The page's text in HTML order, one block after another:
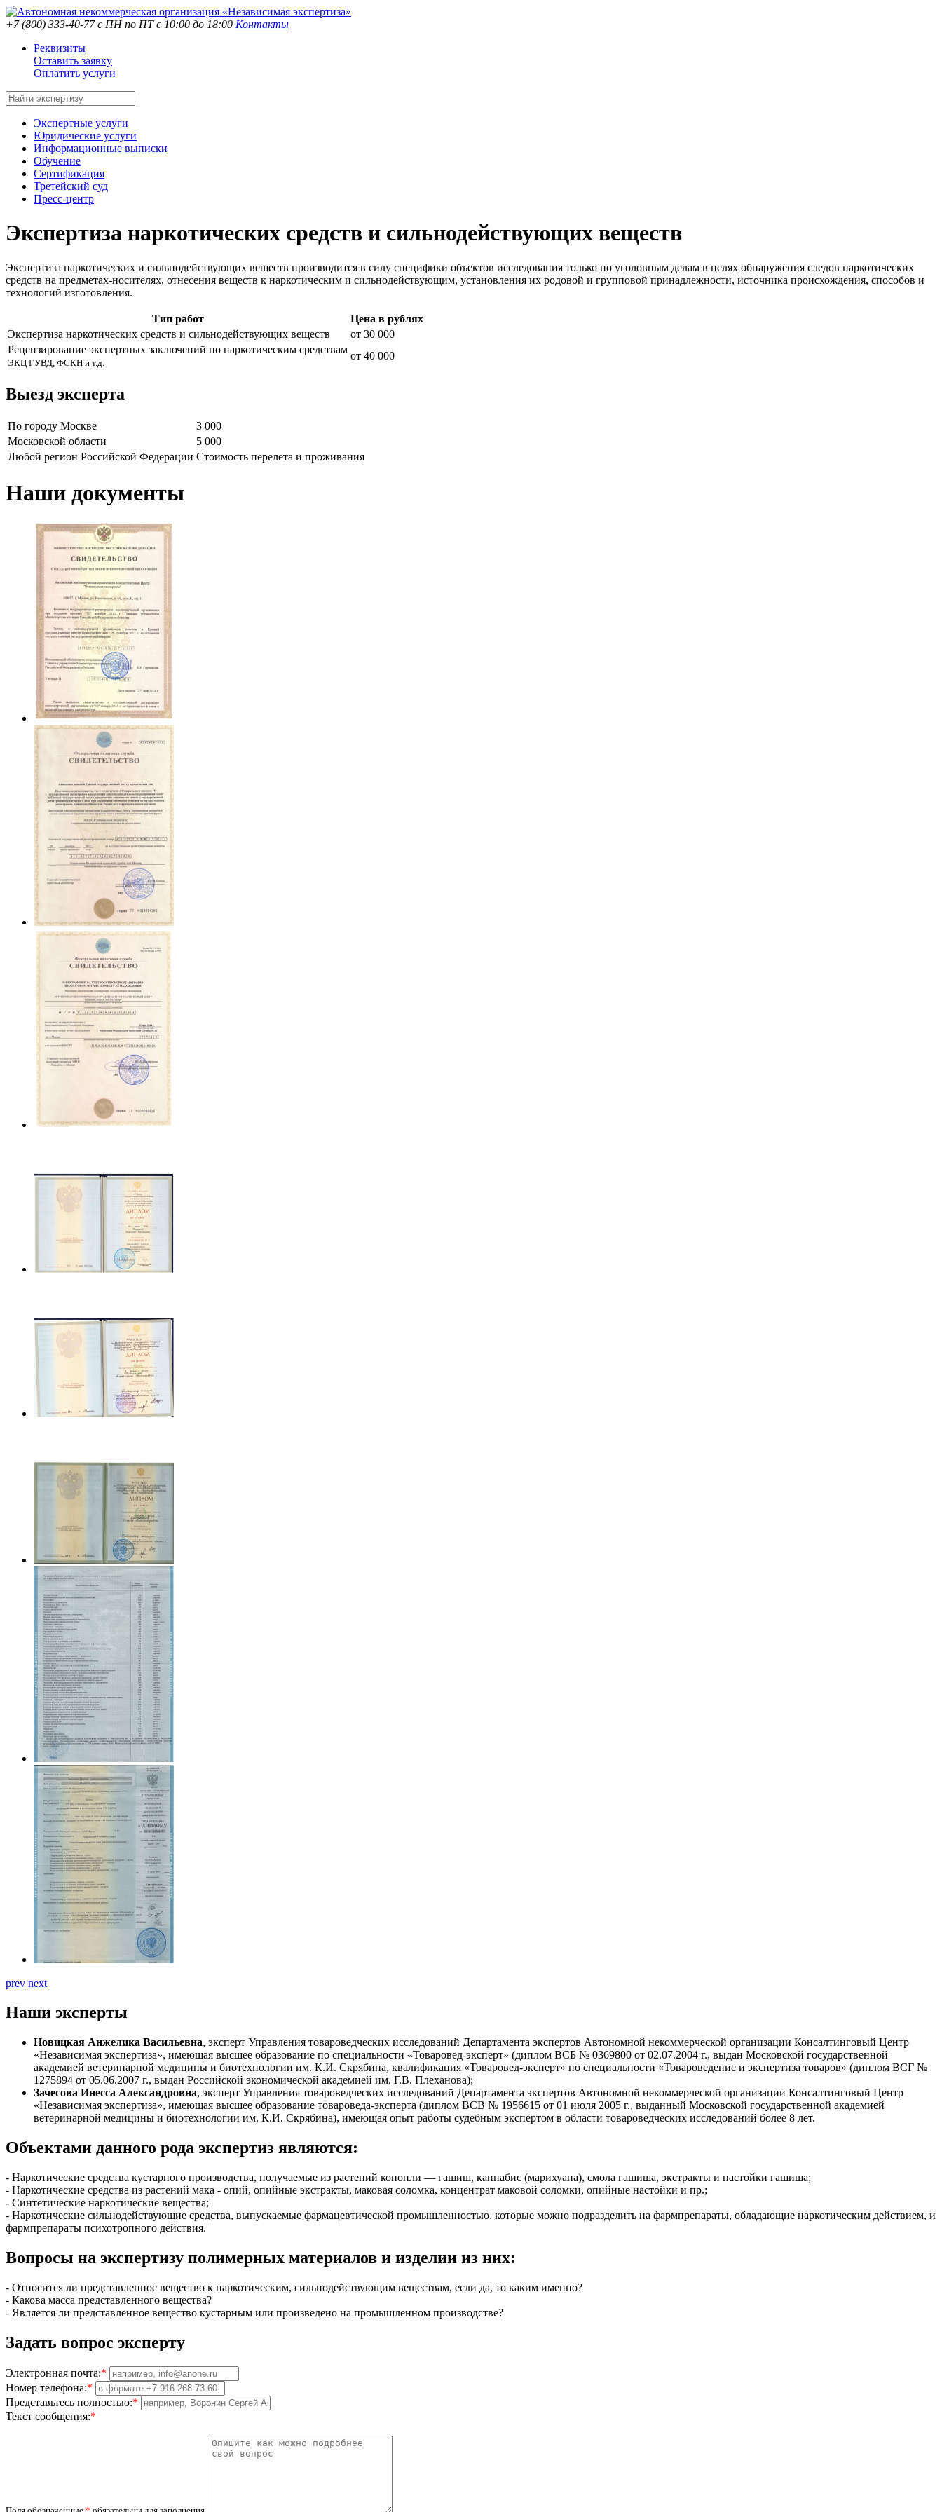
+7 (800) 333-40-77с ПН по ПТ с 10:00 до 18:00 Контакты
Реквизиты
Оставить заявку
Оплатить услуги
Экспертные услуги
Юридические услуги
Информационные выписки
Обучение
Сертификация
Третейский суд
Пресс-центр
Экспертиза наркотических средств и сильнодействующих веществ
Экспертиза наркотических и сильнодействующих веществ производится в силу специфики объектов исследования только по уголовным делам в целях обнаружения следов наркотических
средств на предметах-носителях, отнесения веществ к наркотическим и сильнодействующим, установления их родовой и групповой принадлежности, источника происхождения, способов и
технологий изготовления.
Тип работ
Цена в рублях
Экспертиза наркотических средств и сильнодействующих веществ
от 30 000
Рецензирование экспертных заключений по наркотическим средствам
ЭКЦ ГУВД, ФСКН и т.д.
от 40 000
Выезд эксперта
По городу Москве
3 000
Московской области
5 000
Любой регион Российской Федерации Стоимость перелета и проживания
Наши документы
prev next
Наши эксперты
Новицкая Анжелика Васильевна, эксперт Управления товароведческих исследований Департамента экспертов Автономной некоммерческой организации Консалтинговый Центр
«Независимая экспертиза», имеющая высшее образование по специальности «Товаровед-эксперт» (диплом ВСБ № 0369800 от 02.07.2004 г., выдан Московской государственной
академией ветеринарной медицины и биотехнологии им. К.И. Скрябина, квалификация «Товаровед-эксперт» по специальности «Товароведение и экспертиза товаров» (диплом ВСГ №
1275894 от 05.06.2007 г., выдан Российской экономической академией им. Г.В. Плеханова);
Зачесова Инесса Александровна, эксперт Управления товароведческих исследований Департамента экспертов Автономной некоммерческой организации Консалтинговый Центр
«Независимая экспертиза», имеющая высшее образование товароведа-эксперта (диплом ВСВ № 1956615 от 01 июля 2005 г., выданный Московской государственной академией
ветеринарной медицины и биотехнологии им. К.И. Скрябина), имеющая опыт работы судебным экспертом в области товароведческих исследований более 8 лет.
Объектами данного рода экспертиз являются:
- Наркотические средства кустарного производства, получаемые из растений конопли — гашиш, каннабис (марихуана), смола гашиша, экстракты и настойки гашиша;
- Наркотические средства из растений мака - опий, опийные экстракты, маковая соломка, концентрат маковой соломки, опийные настойки и пр.;
- Синтетические наркотические вещества;
- Наркотические сильнодействующие средства, выпускаемые фармацевтической промышленностью, которые можно подразделить на фармпрепараты, обладающие наркотическим действием, и
фармпрепараты психотропного действия.
Вопросы на экспертизу полимерных материалов и изделии из них:
- Относится ли представленное вещество к наркотическим, сильнодействующим веществам, если да, то каким именно?
- Какова масса представленного вещества?
- Является ли представленное вещество кустарным или произведено на промышленном производстве?
Задать вопрос эксперту
Электронная почта:*
Номер телефона:*
Представьтесь полностью:*
Текст сообщения:*